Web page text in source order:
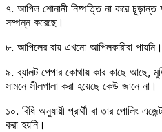
৭. ⁠আপিল শোনানী নিষ্পত্তি না করে চূড়ান্ত
সম্পন্ন করেছে।
৮. ⁠আপিলের রায় এখনো আপিলকারীরা পায়নি।
৯. ⁠ব্যালট পেপার কোথায় কার কাছে আছে,
সামনে সীলগালা করা হয়েছে কেউ জানে না।
১০. ⁠বিধি অনুযায়ী প্রার্থী বা তার পোলিং
করা হয়নি।